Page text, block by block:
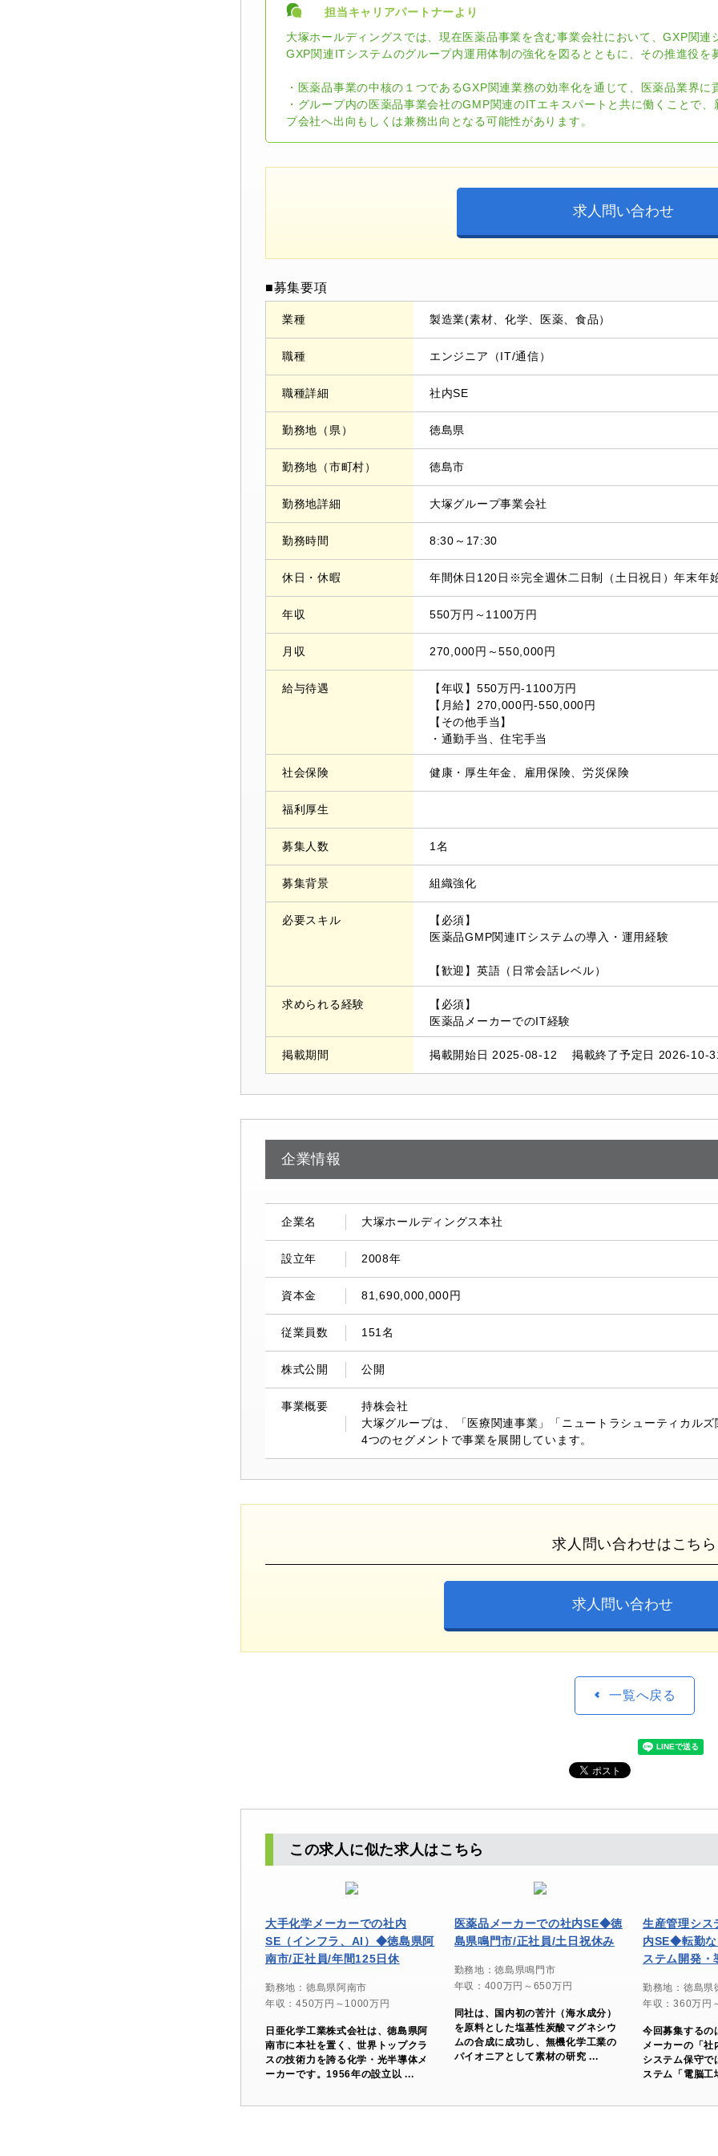
担当キャリアパートナーより
大塚ホールディングスでは、現在医薬品事業を含む事業会社において、GXP関
GXP関連ITシステムのグループ内運用体制の強化を図るとともに、その推進役を
・医薬品事業の中核の１つであるGXP関連業務の効率化を通じて、医薬品業界に
・グループ内の医薬品事業会社のGMP関連のITエキスパートと共に働くことで
プ会社へ出向もしくは兼務出向となる可能性があります。
求人問い合わせ
■募集要項
業種 製造業(素材、化学、医薬、食品）
職種 エンジニア（IT/通信）
職種詳細 社内SE
勤務地（県） 徳島県
勤務地（市町村） 徳島市
勤務地詳細 大塚グループ事業会社
勤務時間 8:30～17:30
休日・休暇 年間休日120日※完全週休二日制（土日祝日）年末年
年収 550万円～1100万円
月収 270,000円～550,000円
給与待遇
【年収】550万円-1100万円
【月給】270,000円-550,000円
【その他手当】
・通勤手当、住宅手当
社会保険 健康・厚生年金、雇用保険、労災保険
福利厚生
募集人数 1名
募集背景 組織強化
必要スキル
【必須】
医薬品GMP関連ITシステムの導入・運用経験
【歓迎】英語（日常会話レベル）
求められる経験
【必須】
医薬品メーカーでのIT経験
掲載期間 掲載開始日 2025-08-12 掲載終了予定日 2026-10-
企業情報
企業名 大塚ホールディングス本社
設立年 2008年
資本金 81,690,000,000円
従業員数 151名
株式公開 公開
事業概要
持株会社
大塚グループは、「医療関連事業」「ニュートラシューティカル
4つのセグメントで事業を展開しています。
求人問い合わせはこちら
求人問い合わせ
一覧へ戻る
この求人に似た求人はこちら
大手化学メーカーでの社内
SE（インフラ、AI）◆徳島県阿
南市/正社員/年間125日休
勤務地：徳島県阿南市
年収：450万円～1000万円
日亜化学工業株式会社は、徳島県阿
南市に本社を置く、世界トップクラ
スの技術力を誇る化学・光半導体メ
ーカーです。1956年の設立以 ...
医薬品メーカーでの社内SE◆徳
島県鳴門市/正社員/土日祝休み
勤務地：徳島県鳴門市
年収：400万円～650万円
同社は、国内初の苦汁（海水成分）
を原料とした塩基性炭酸マグネシウ
ムの合成に成功し、無機化学工業の
パイオニアとして素材の研究 ...
生産管理シス
内SE◆転勤
ステム開発・
勤務地：徳島県
年収：360万円
今回募集するの
メーカーの「社
システム保守で
ステム「電脳工